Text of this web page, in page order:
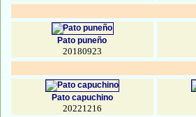
Pato puneño
20180923
Pato capuchino
20221216